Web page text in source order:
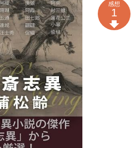
感想
1